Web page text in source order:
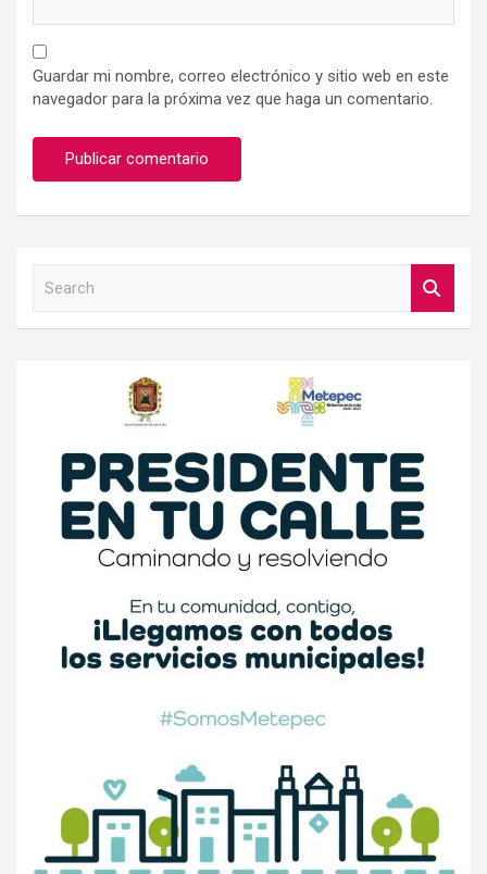
Guardar mi nombre, correo electrónico y sitio web en este
navegador para la próxima vez que haga un comentario.